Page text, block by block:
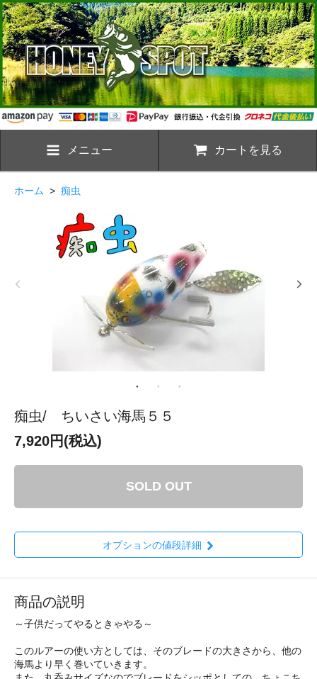
メニュー カートを見る
ホーム > 痴虫
痴虫/ ちいさい海馬５５
7,920円(税込)
SOLD OUT
オプションの値段詳細
商品の説明
～子供だってやるときゃやる～
このルアーの使い方としては、そのブレードの大きさから、他の
海馬より早く巻いていきます。